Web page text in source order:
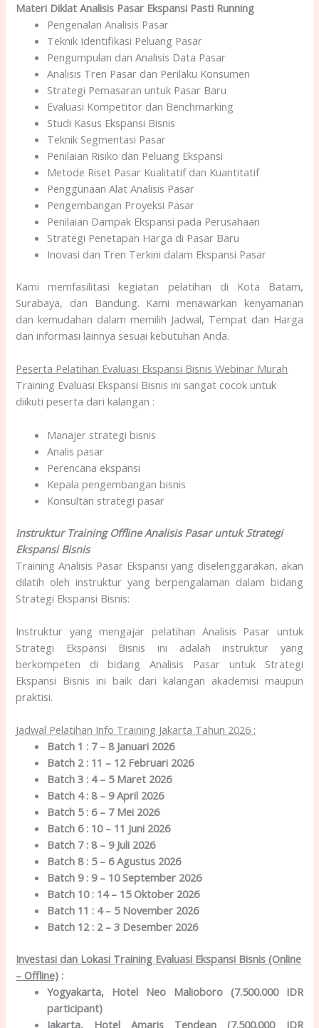
Materi Diklat Analisis Pasar Ekspansi Pasti Running
Pengenalan Analisis Pasar
Teknik Identifikasi Peluang Pasar
Pengumpulan dan Analisis Data Pasar
Analisis Tren Pasar dan Perilaku Konsumen
Strategi Pemasaran untuk Pasar Baru
Evaluasi Kompetitor dan Benchmarking
Studi Kasus Ekspansi Bisnis
Teknik Segmentasi Pasar
Penilaian Risiko dan Peluang Ekspansi
Metode Riset Pasar Kualitatif dan Kuantitatif
Penggunaan Alat Analisis Pasar
Pengembangan Proyeksi Pasar
Penilaian Dampak Ekspansi pada Perusahaan
Strategi Penetapan Harga di Pasar Baru
Inovasi dan Tren Terkini dalam Ekspansi Pasar
Kami memfasilitasi kegiatan pelatihan di Kota Batam,
Surabaya, dan Bandung. Kami menawarkan kenyamanan
dan kemudahan dalam memilih Jadwal, Tempat dan Harga
dan informasi lainnya sesuai kebutuhan Anda.
Peserta Pelatihan Evaluasi Ekspansi Bisnis Webinar Murah
Training Evaluasi Ekspansi Bisnis ini sangat cocok untuk
diikuti peserta dari kalangan :
Manajer strategi bisnis
Analis pasar
Perencana ekspansi
Kepala pengembangan bisnis
Konsultan strategi pasar
Instruktur Training Offline Analisis Pasar untuk Strategi
Ekspansi Bisnis
Training Analisis Pasar Ekspansi yang diselenggarakan, akan
dilatih oleh instruktur yang berpengalaman dalam bidang
Strategi Ekspansi Bisnis:
Instruktur yang mengajar pelatihan Analisis Pasar untuk
Strategi Ekspansi Bisnis ini adalah instruktur yang
berkompeten di bidang Analisis Pasar untuk Strategi
Ekspansi Bisnis ini baik dari kalangan akademisi maupun
praktisi.
Jadwal Pelatihan Info Training Jakarta Tahun 2026 :
Batch 1 : 7 – 8 Januari 2026
Batch 2 : 11 – 12 Februari 2026
Batch 3 : 4 – 5 Maret 2026
Batch 4 : 8 – 9 April 2026
Batch 5 : 6 – 7 Mei 2026
Batch 6 : 10 – 11 Juni 2026
Batch 7 : 8 – 9 Juli 2026
Batch 8 : 5 – 6 Agustus 2026
Batch 9 : 9 – 10 September 2026
Batch 10 : 14 – 15 Oktober 2026
Batch 11 : 4 – 5 November 2026
Batch 12 : 2 – 3 Desember 2026
Investasi dan Lokasi Training Evaluasi Ekspansi Bisnis (Online
– Offline) :
Yogyakarta, Hotel Neo Malioboro (7.500.000 IDR
participant)
Jakarta, Hotel Amaris Tendean (7.500.000 IDR